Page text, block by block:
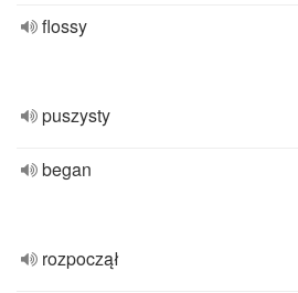
flossy
puszysty
began
rozpoczął